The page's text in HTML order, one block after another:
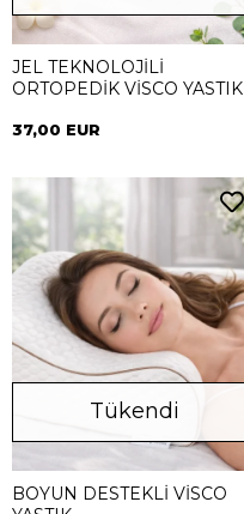
JEL TEKNOLOJİLİ
ORTOPEDİK VİSCO YASTIK
37,00 EUR
Tükendi
BOYUN DESTEKLİ VİSCO